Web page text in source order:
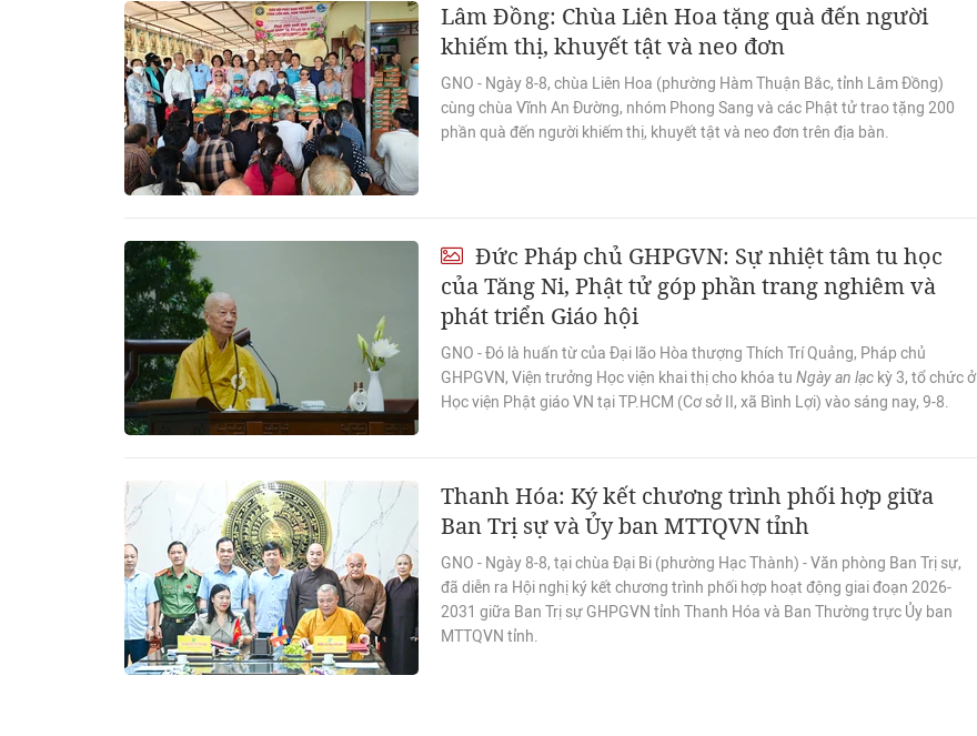
Lâm Đồng: Chùa Liên Hoa tặng quà đến người
khiếm thị, khuyết tật và neo đơn
GNO - Ngày 8-8, chùa Liên Hoa (phường Hàm Thuận Bắc, tỉnh Lâm Đồng)
cùng chùa Vĩnh An Đường, nhóm Phong Sang và các Phật tử trao tặng 200
phần quà đến người khiếm thị, khuyết tật và neo đơn trên địa bàn.
Đức Pháp chủ GHPGVN: Sự nhiệt tâm tu học
của Tăng Ni, Phật tử góp phần trang nghiêm và
phát triển Giáo hội
GNO - Đó là huấn từ của Đại lão Hòa thượng Thích Trí Quảng, Pháp chủ
GHPGVN, Viện trưởng Học viện khai thị cho khóa tu Ngày an lạc kỳ 3, tổ chức ở
Học viện Phật giáo VN tại TP.HCM (Cơ sở II, xã Bình Lợi) vào sáng nay, 9-8.
Thanh Hóa: Ký kết chương trình phối hợp giữa
Ban Trị sự và Ủy ban MTTQVN tỉnh
GNO - Ngày 8-8, tại chùa Đại Bi (phường Hạc Thành) - Văn phòng Ban Trị sự,
đã diễn ra Hội nghị ký kết chương trình phối hợp hoạt động giai đoạn 2026-
2031 giữa Ban Trị sự GHPGVN tỉnh Thanh Hóa và Ban Thường trực Ủy ban
MTTQVN tỉnh.